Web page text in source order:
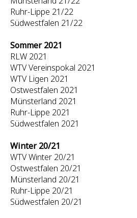
Ruhr-Lippe 21/22
Südwestfalen 21/22
Sommer 2021
RLW 2021
WTV Vereinspokal 2021
WTV Ligen 2021
Ostwestfalen 2021
Münsterland 2021
Ruhr-Lippe 2021
Südwestfalen 2021
Winter 20/21
WTV Winter 20/21
Ostwestfalen 20/21
Münsterland 20/21
Ruhr-Lippe 20/21
Südwestfalen 20/21